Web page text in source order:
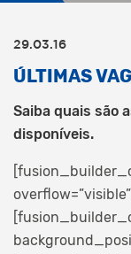
29.03.16
ÚLTIMAS
Saiba quais são
disponíveis.